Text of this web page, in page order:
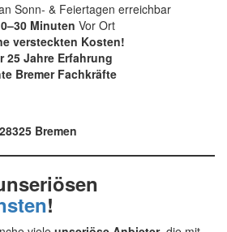
Sonn- & Feiertagen erreichbar
Minuten Vor Ort
versteckten Kosten!
25 Jahre Erfahrung
Bremer Fachkräfte
Bremen
!